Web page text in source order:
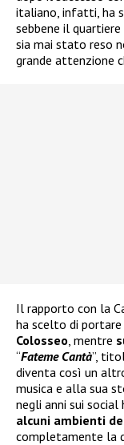
italiano, infatti, ha
sebbene il
sia mai stato reso
grande attenzione
Il rapporto con la
ha scelto di portare
Colosseo , mentre
“Fateme Cantà”,
diventa così un
musica e alla sua
negli anni sui social
alcuni ambienti
completamente la